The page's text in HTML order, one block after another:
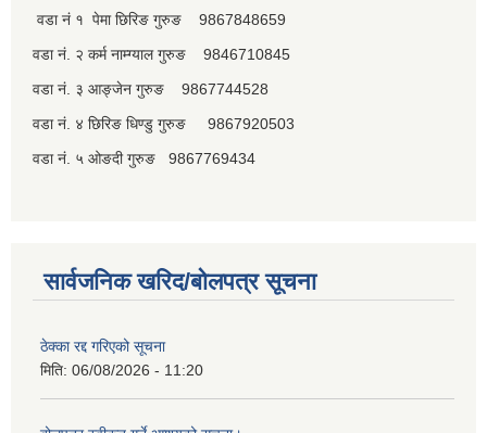
वडा नं १ पेमा छिरिङ गुरुङ 9867848659
वडा नं. २ कर्म नाम्ग्याल गुरुङ 9846710845
वडा नं. ३ आङ्जेन गुरुङ 9867744528
वडा नं. ४ छिरिङ धिण्डु गुरुङ 9867920503
वडा नं. ५ ओङदी गुरुङ 9867769434
सार्वजनिक खरिद/बोलपत्र सूचना
ठेक्का रद्द गरिएको सूचना
मिति: 06/08/2026 - 11:20